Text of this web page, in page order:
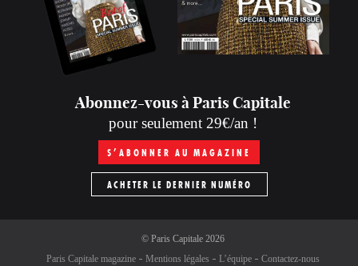
Abonnez-vous à Paris Capitale
pour seulement 29€/an !
S’ABONNER AU MAGAZINE
ACHETER LE DERNIER NUMÉRO
© Paris Capitale2026
Paris Capitale magazine
Mentions légales L’équipe Contactez-nous